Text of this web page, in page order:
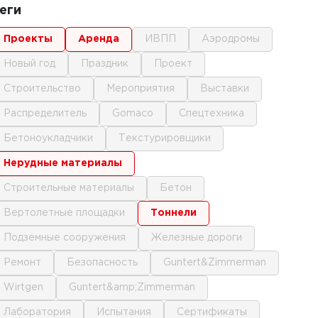
проекты аренда ИВПП аэродромы
новый год праздник проект
строительство мероприятия выставки
распределитель gomaco спецтехника
бетоноукладчики текстурировщики
нерудные материалы
строительные материалы бетон
вертолетные площадки тоннели
подземные сооружения железные дороги
ремонт безопасность Guntert&Zimmerman
Wirtgen Guntert&amp;Zimmerman
лаборатория испытания сертификаты